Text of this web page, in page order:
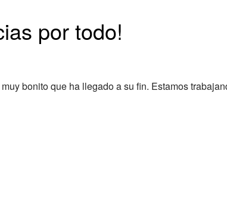
por todo!
bonito que ha llegado a su fin. Estamos